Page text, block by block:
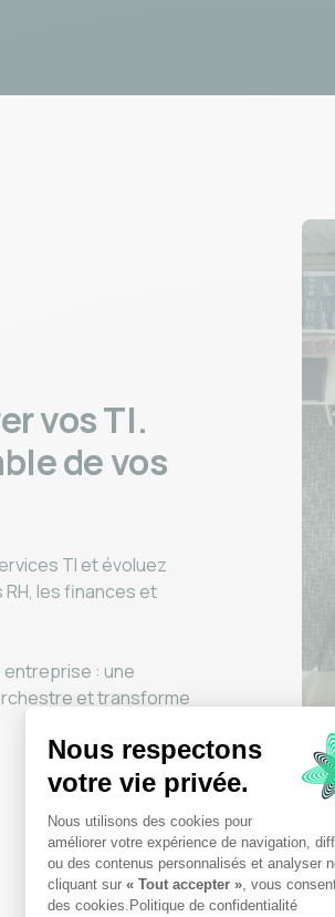
vos TI.
de vos
TI et évoluez
les finances et
: une
et transforme